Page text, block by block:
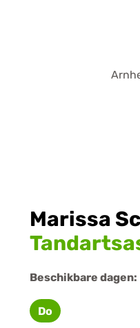
Marissa
Beschikbare dagen:
Donderdag
Do